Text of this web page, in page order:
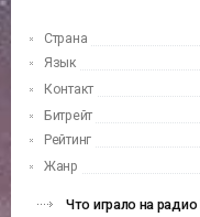
Страна
Язык
Контакт
Битрейт
Рейтинг
Жанр
Что играло на радио